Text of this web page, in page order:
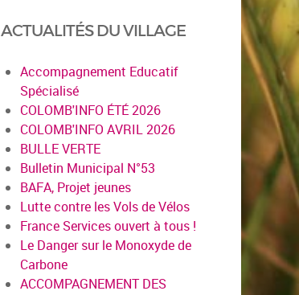
ACTUALITÉS DU VILLAGE
Accompagnement Educatif
Spécialisé
COLOMB'INFO ÉTÉ 2026
COLOMB'INFO AVRIL 2026
BULLE VERTE
Bulletin Municipal N°53
BAFA, Projet jeunes
Lutte contre les Vols de Vélos
France Services ouvert à tous !
Le Danger sur le Monoxyde de
Carbone
ACCOMPAGNEMENT DES